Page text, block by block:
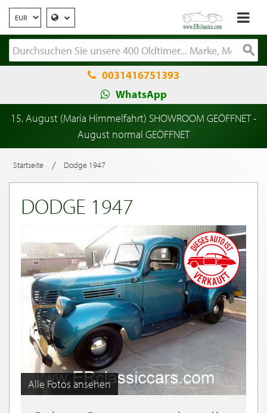
0031416751393
WhatsApp
15. August (Maria Himmelfahrt) SHOWROOM GEÖFFNET -
August normal GEÖFFNET
Startseite / Dodge 1947
DODGE 1947
Alle Fotos ansehen